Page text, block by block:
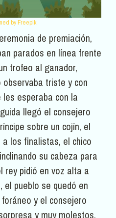
by Freepik
de premiación,
parados en línea frente
trofeo al ganador,
triste y con
les esperaba con la
llegó el consejero
sobre un cojín, el
los finalistas, el chico
su cabeza para
rey pidió en voz alta a
el pueblo se quedó en
y el consejero
y muy molestos,